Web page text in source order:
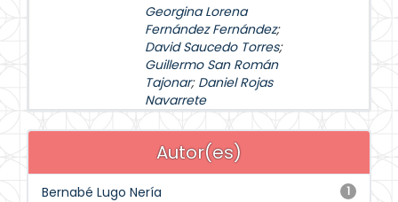
Georgina Lorena
Fernández Fernández;
David Saucedo Torres;
Guillermo San Román
Tajonar; Daniel Rojas
Navarrete
Autor(es)
1
Bernabé Lugo Nería